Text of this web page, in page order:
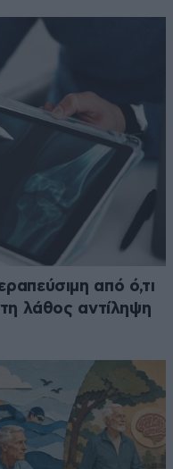
από ό,τι
τη λάθος αντίληψη